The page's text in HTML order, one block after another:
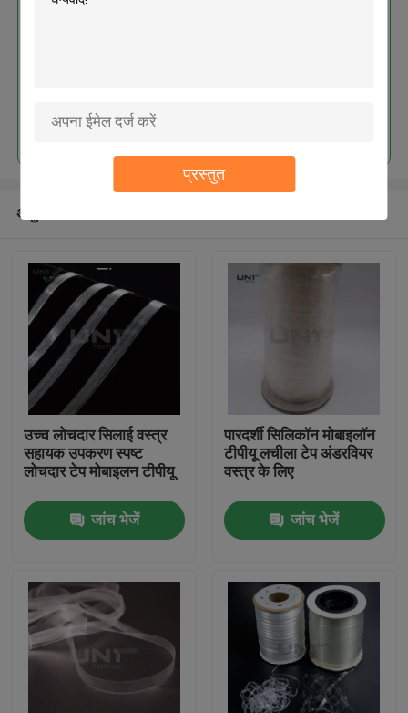
प्रस्तुत
घर
उत्पाद
जारी रखें
अनुशंसित उत्पाद
उच्च लोचदार सिलाई वस्त्र
सहायक उपकरण स्पष्ट
लोचदार टेप मोबाइलन टीपीयू
जांच भेजें
पारदर्शी सिलिकॉन मोबाइलॉन
टीपीयू लचीला टेप अंडरवियर
वस्त्र के लिए
जांच भेजें